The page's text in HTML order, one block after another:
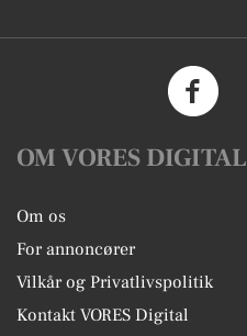
OM VORES DIGITAL
Om os
For annoncører
Vilkår og Privatlivspolitik
Kontakt VORES Digital